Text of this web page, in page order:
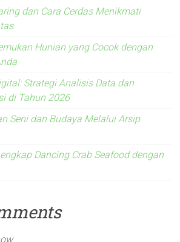
dan Cara Cerdas Menikmati
Hunian yang Cocok dengan
Strategi Analisis Data dan
di Tahun 2026
Seni dan Budaya Melalui Arsip
Dancing Crab Seafood dengan